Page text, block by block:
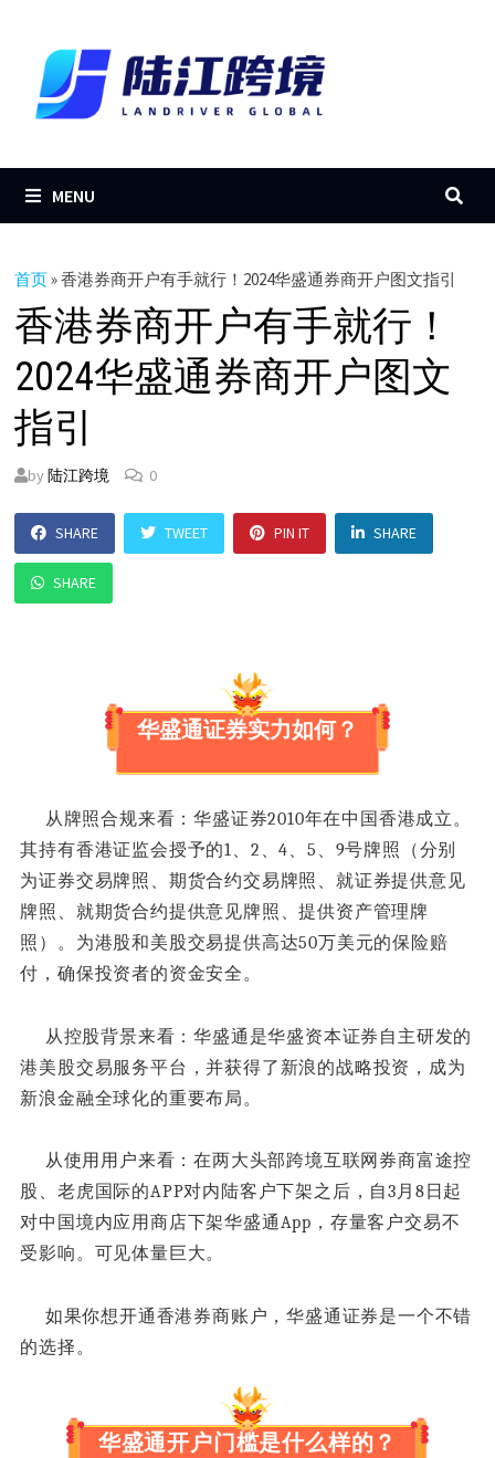
content
MENU
首页»香港券商开户有手就行！2024华盛通券商开户图文指引
香港券商开户有手就行！
2024华盛通券商开户图文
指引
by陆江跨境 0
SHARE TWEET PIN IT SHARE
SHARE
华盛通证券实力如何？
从牌照合规来看：华盛证券2010年在中国香港成立。
其持有香港证监会授予的1、2、4、5、9号牌照（分别
为证券交易牌照、期货合约交易牌照、就证券提供意见
牌照、就期货合约提供意见牌照、提供资产管理牌
照）。 为港股和美股交易提供高达50万美元的保险赔
付，确保投资者的资金安全。
从控股背景来看：华盛通是华盛资本证券自主研发的
港美股交易服务平台，并获得了新浪的战略投资，成为
新浪金融全球化的重要布局。
从使用用户来看：在两大头部跨境互联网券商富途控
股、老虎国际的APP对内陆客户下架之后，自3月8日起
对中国境内应用商店下架华盛通App，存量客户交易不
受影响。可见体量巨大。
如果你想开通香港券商账户 ，华盛通证券是一个不错
的选择。
华盛通开户门槛是什么样的？